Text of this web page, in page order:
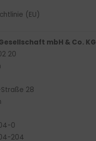
(EU)
mbH & Co. KG
20
28
0
204